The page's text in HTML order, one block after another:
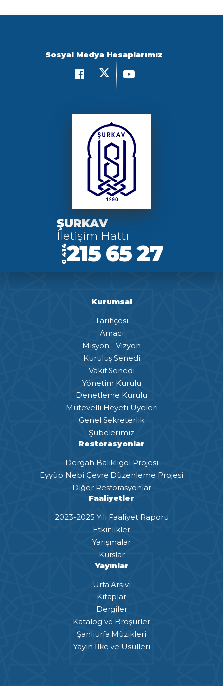
Sosyal Medya Hesaplarımız
ŞURKAV
İletişim Hattı
0 414215 65 27
Kurumsal
Tarihçesi
Amacı
Misyon - Vizyon
Kuruluş Senedi
Vakıf Senedi
Yönetim Kurulu
Denetleme Kurulu
Mütevelli Heyeti Üyeleri
Genel Sekreterlik
Şubelerimiz
Restorasyonlar
Dergah Balıklıgöl Projesi
Eyyüp Nebi Çevre Düzenleme Projesi
Diğer Restorasyonlar
Faaliyetler
2023-2025 Yılı Faaliyet Raporu
Etkinlikler
Yarışmalar
Kurslar
Yayınlar
Urfa Arşivi
Kitaplar
Dergiler
Katalog ve Broşürler
Şanlıurfa Müzikleri
Yayın İlke ve Üsulleri